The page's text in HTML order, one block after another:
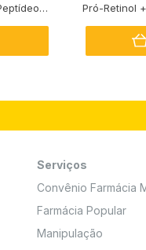
Pró-Retinol
Serviços
Convênio Farmácia
Farmácia Popular
Manipulação